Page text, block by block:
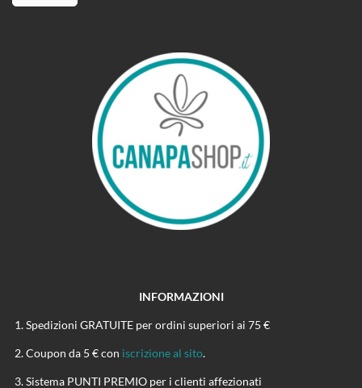
INFORMAZIONI
Spedizioni GRATUITE per ordini superiori ai 75 €
Coupon da 5 € con iscrizione al sito.
Sistema PUNTI PREMIO per i clienti affezionati